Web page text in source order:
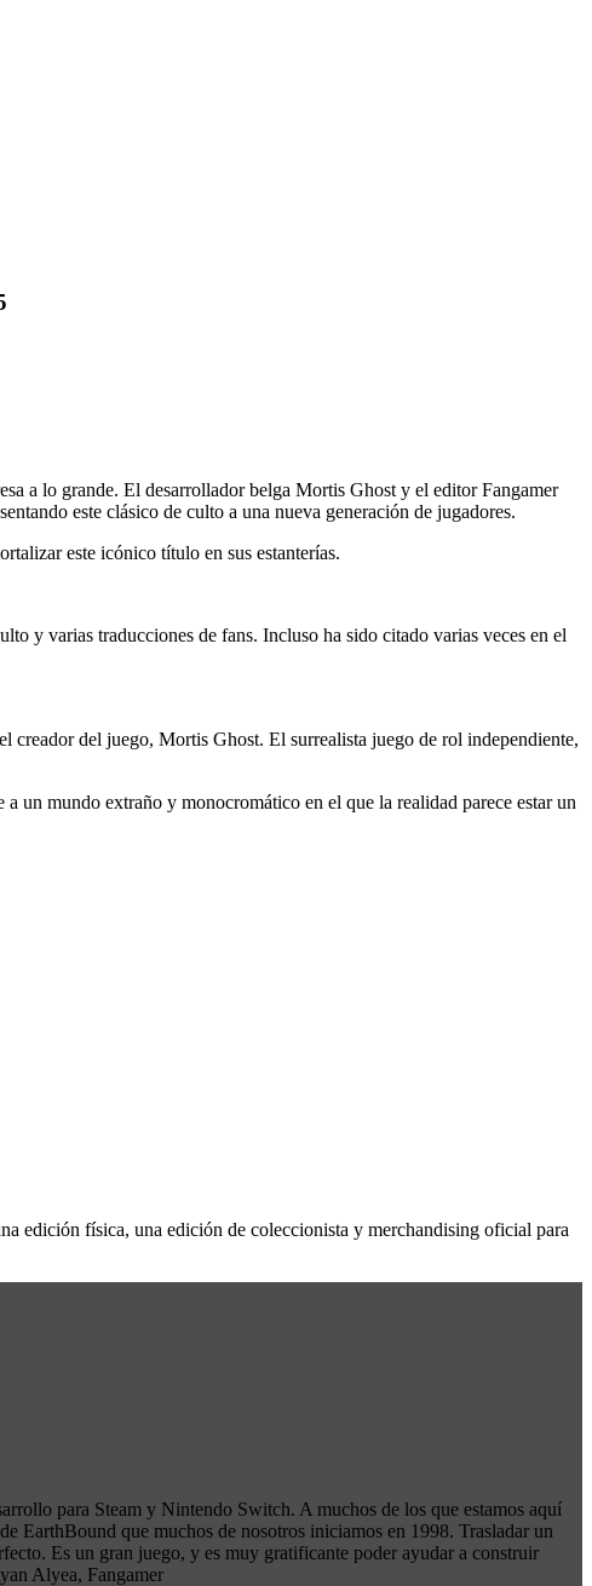
a lo grande. El desarrollador belga Mortis Ghost y el editor Fangamer
este clásico de culto a una nueva generación de jugadores.
este icónico título en sus estanterías.
y varias traducciones de fans. Incluso ha sido citado varias veces en el
creador del juego, Mortis Ghost. El surrealista juego de rol independiente,
un mundo extraño y monocromático en el que la realidad parece estar un
edición física, una edición de coleccionista y merchandising oficial para
para Steam y Nintendo Switch. A muchos de los que estamos aquí
EarthBound que muchos de nosotros iniciamos en 1998. Trasladar un
Es un gran juego, y es muy gratificante poder ayudar a construir
Alyea, Fangamer